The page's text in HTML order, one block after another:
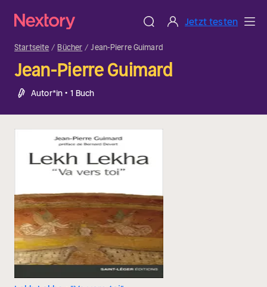
Jetzt testen
Startseite Bücher Jean-Pierre Guimard
Jean-Pierre Guimard
Autor*in • 1 Buch